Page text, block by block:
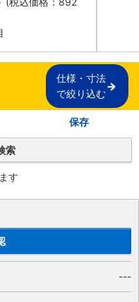
仕様・寸法
で絞り込む
保存
索
す
---